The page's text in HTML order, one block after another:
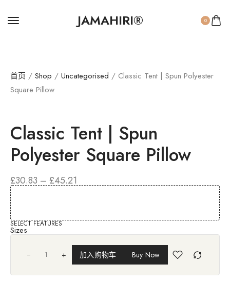
JAMAHIRI® 0
首页 / Shop / Uncategorised / Classic Tent | Spun Polyester
Square Pillow
Classic Tent | Spun
Polyester Square Pillow
£30.83 – £45.21
格
£30.83
£45.21
SELECT FEATURES
Sizes
+ 加入购物车 Buy Now